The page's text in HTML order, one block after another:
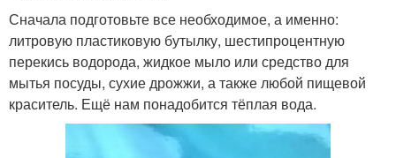
Сначала подготовьте все необходимое, а именно:
литровую пластиковую бутылку, шестипроцентную
перекись водорода, жидкое мыло или средство для
мытья посуды, сухие дрожжи, а также любой пищевой
краситель. Ещё нам понадобится тёплая вода.